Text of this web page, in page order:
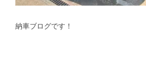
納車ブログです！